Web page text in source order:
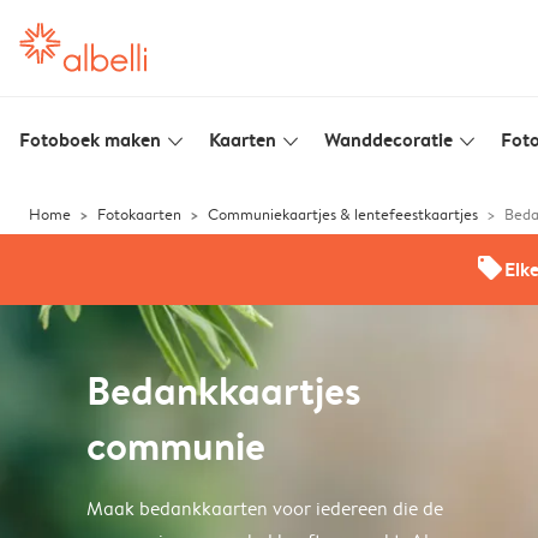
Fotoboek maken slim_arrow_down Kaarten slim_arrow_down Wanddecoratie slim_arrow_down
Home Fotokaarten Communiekaartjes & lentefeestkaartjes
offers
Bedankkaartjes
communie
Maak bedankkaarten voor iedereen die de